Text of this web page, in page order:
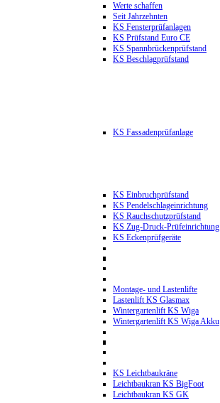
Werte schaffen
Seit Jahrzehnten
KS Fensterprüfanlagen
KS Prüfstand Euro CE
KS Spannbrückenprüfstand
KS Beschlagprüfstand
KS Fassadenprüfanlage
KS Einbruchprüfstand
KS Pendelschlageinrichtung
KS Rauchschutzprüfstand
KS Zug-Druck-Prüfeinrichtung
KS Eckenprüfgeräte
Montage- und Lastenlifte
Lastenlift KS Glasmax
Wintergartenlift KS Wiga
Wintergartenlift KS Wiga Akku
KS Leichtbaukräne
Leichtbaukran KS BigFoot
Leichtbaukran KS GK